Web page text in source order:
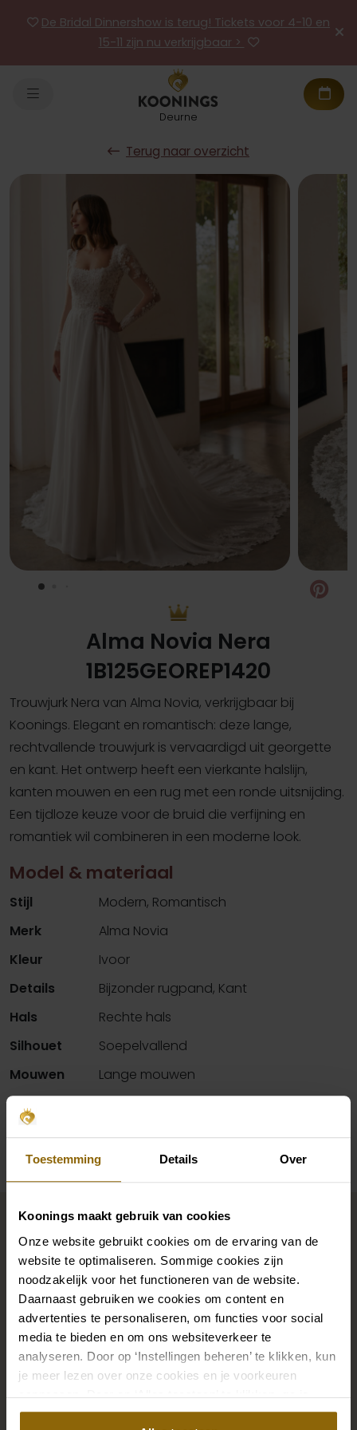
Toestemming Details Over
Koonings maakt gebruik van cookies
Onze website gebruikt cookies om de ervaring van de
website te optimaliseren. Sommige cookies zijn
noodzakelijk voor het functioneren van de website.
Daarnaast gebruiken we cookies om content en
advertenties te personaliseren, om functies voor social
media te bieden en om ons websiteverkeer te
analyseren. Door op ‘Instellingen beheren’ te klikken, kun
je meer lezen over onze cookies en je voorkeuren
aanpassen. Door op ‘Alles toestaan’ te klikken, ga je
akkoord met het gebruik van alle cookies.
De Bridal Dinnershow is terug! Tickets voor 4-10 en
15-11 zijn nu verkrijgbaar >
Deurne
Terug naar overzicht
Alma Novia Nera
1B125GEOREP1420
Trouwjurk Nera van Alma Novia, verkrijgbaar bij
Koonings. Elegant en romantisch: deze lange,
rechtvallende trouwjurk is vervaardigd uit georgette
en kant. Het ontwerp heeft een vierkante halslijn,
kanten mouwen en een rug met een ronde uitsnijding.
Een tijdloze keuze voor de bruid die verfijning en
romantiek wil combineren in een moderne look.
Model & materiaal
Stijl
Modern, Romantisch
Merk
Alma Novia
Kleur
Ivoor
Details
Bijzonder rugpand, Kant
Hals
Rechte hals
Silhouet
Soepelvallend
Mouwen
Lange mouwen
Beschikbaarheid per winkel
Maak jouw bridallook
compleet
De perfecte trouwschoenen voor onder je trouwjurk,
maar ook kettingen, armbanden en oorbellen die
precies bij je bruidsjurk passen of een prachtige sluier,
haarband of haarspeld voor je bruidskapsel: jouw
bruidslook is pas af met bijpassende accessoires. Met